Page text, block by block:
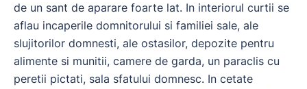
de un sant de aparare foarte lat. In interiorul curtii se
aflau incaperile domnitorului si familiei sale, ale
slujitorilor domnesti, ale ostasilor, depozite pentru
alimente si munitii, camere de garda, un paraclis cu
peretii pictati, sala sfatului domnesc. In cetate